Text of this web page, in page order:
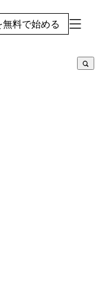
料で始める